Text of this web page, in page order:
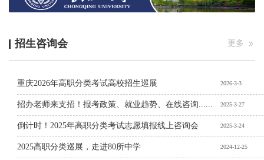
招生咨询会 更多
重庆2026年高职分类考试高校招生巡展 2026-3-3
招办老师来支招！报考政策、就业趋势、在线咨询...... 2025-3-27
倒计时！2025年高职分类考试志愿填报线上咨询会 2025-3-24
2025高职分类巡展，走进80所中学 2024-12-25